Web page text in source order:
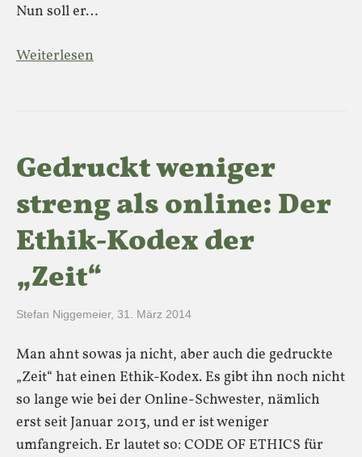
Nun soll er…
Weiterlesen
Gedruckt weniger
streng als online: Der
Ethik-Kodex der
„Zeit“
Stefan Niggemeier, 31. März 2014
Man ahnt sowas ja nicht, aber auch die gedruckte
„Zeit“ hat einen Ethik-Kodex. Es gibt ihn noch nicht
so lange wie bei der Online-Schwester, nämlich
erst seit Januar 2013, und er ist weniger
umfangreich. Er lautet so: CODE OF ETHICS für